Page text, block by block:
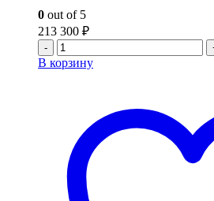
0 out of 5
213 300 ₽
-
В корзину